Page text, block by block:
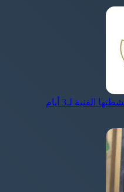
الفنية لـ3 أيام